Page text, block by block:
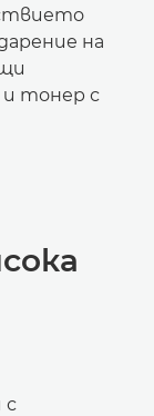
на
и тонер с
с